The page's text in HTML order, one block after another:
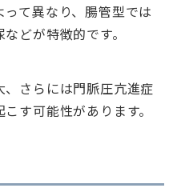
て異なり、腸管型では
どが特徴的です。
さらには門脈圧亢進症
す可能性があります。